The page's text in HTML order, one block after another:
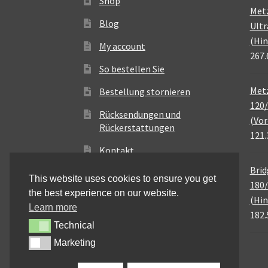
Blog
My account
So bestellen Sie
Bestellung stornieren
Rücksendungen und
Rückerstattungen
Kontakt
This website uses cookies to ensure you get
the best experience on our website.
Learn more
TechnicalTechnical
MarketingMarketing